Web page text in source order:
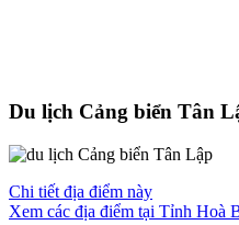
Du lịch Cảng biển Tân
Chi tiết địa điểm này
Xem các địa điểm tại Tỉnh Hoà